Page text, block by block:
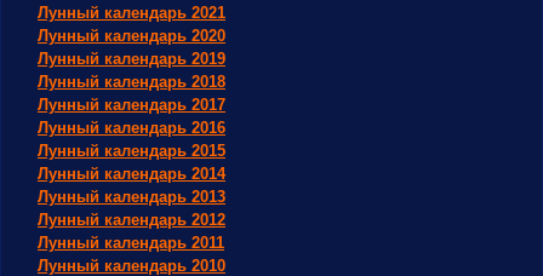
Лунный календарь 2021
Лунный календарь 2020
Лунный календарь 2019
Лунный календарь 2018
Лунный календарь 2017
Лунный календарь 2016
Лунный календарь 2015
Лунный календарь 2014
Лунный календарь 2013
Лунный календарь 2012
Лунный календарь 2011
Лунный календарь 2010